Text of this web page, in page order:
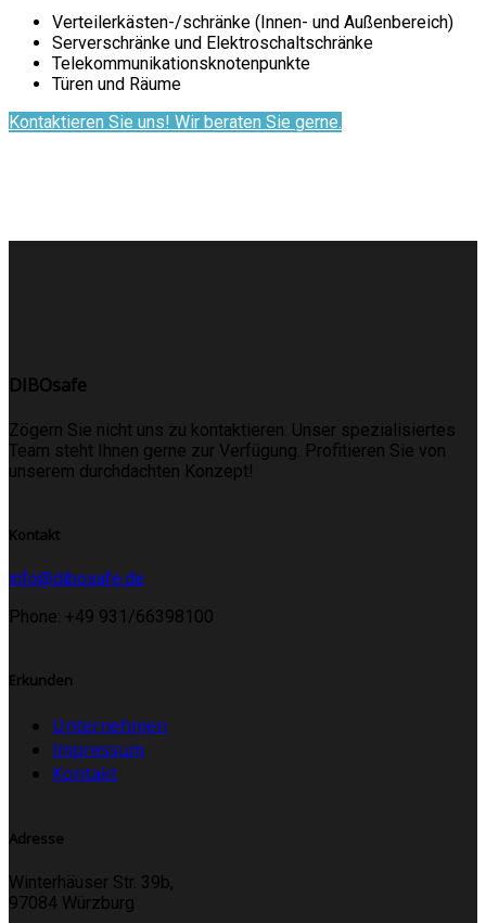
Verteilerkästen-/schränke (Innen- und Außenbereich)
Serverschränke und Elektroschaltschränke
Telekommunikationsknotenpunkte
Türen und Räume
Kontaktieren Sie uns! Wir beraten Sie gerne.
DIBOsafe
Zögern Sie nicht uns zu kontaktieren. Unser spezialisiertes
Team steht Ihnen gerne zur Verfügung. Profitieren Sie von
unserem durchdachten Konzept!
Kontakt
info@dibosafe.de
Phone: +49 931/66398100
Erkunden
Unternehmen
Impressum
Kontakt
Adresse
Winterhäuser Str. 39b,
97084 Würzburg